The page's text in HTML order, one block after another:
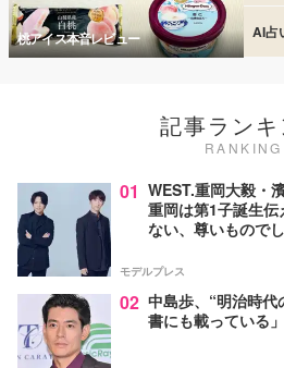
桃アイス本音レビュー AI占
記事ラン
RANKING
01 WEST.重岡大毅・
重岡は第1子誕生
ない、尊いもので
モデルプレス
02 中島歩、“明治時
書にも載っている